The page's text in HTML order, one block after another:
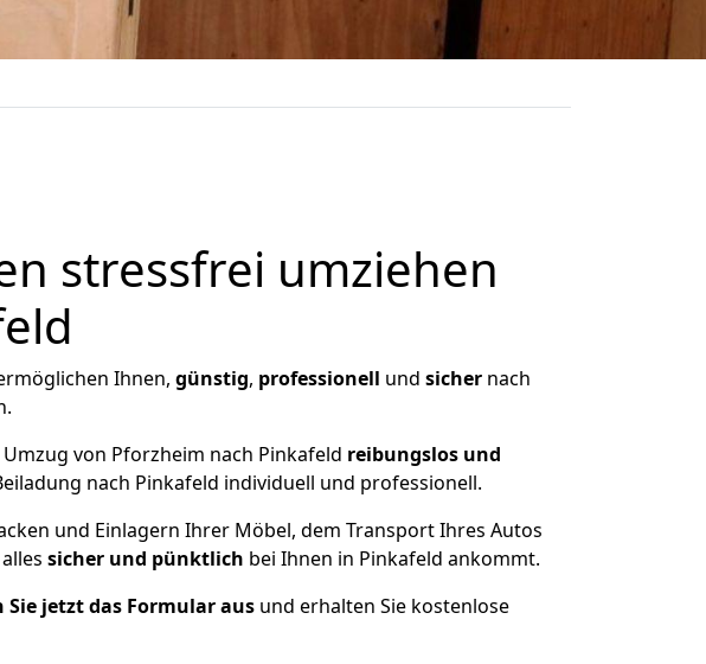
stressfrei umziehen
Ihnen, günstig, professionell und sichernach
von Pforzheim nach Pinkafeld reibungslos und
nach Pinkafeld individuell und professionell.
und Einlagern Ihrer Möbel, dem Transport Ihres Autos
sicher und pünktlich bei Ihnen in Pinkafeld ankommt.
Sie jetzt das Formular ausund erhalten Sie kostenlose